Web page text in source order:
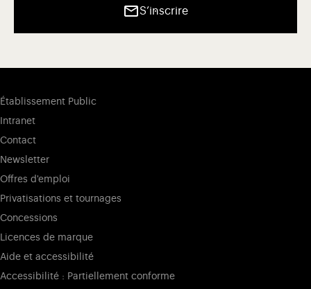
S’inscrire
Établissement Public
Intranet
Contact
Newsletter
Offres d'emploi
Privatisations et tournages
Concessions
Licences de marque
Aide et accessibilité
Accessibilité : Partiellement conforme